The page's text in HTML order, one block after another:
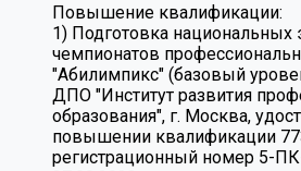
Повышение квалификации:
1) Подготовка национальных
чемпионатов
"Абилимпикс" (базовый
ДПО "Институт развития
образования", г. Москва,
повышении квалификации
регистрационный номер 5-